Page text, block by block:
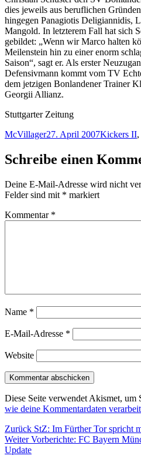
dies jeweils aus beruflichen
hingegen Panagiotis Deligiannidis,
Mangold. In letzterem Fall hat sich
gebildet: „Wenn wir Marco halten
Meilenstein hin zu einer enorm
Saison“, sagt er. Als erster
Defensivmann kommt vom TV
dem jetzigen Bonlandener Trainer
Georgii Allianz.
Stuttgarter Zeitung
Autor
McVillagerVeröffentlicht
27. April 2007Kategorien
Kickers II,
Schreibe einen
Deine E-Mail-Adresse wird nicht
Felder sind mit * markiert
Kommentar *
Name *
E-Mail-Adresse *
Website
Diese Seite verwendet Akismet, um
wie deine Kommentardaten
Beitragsnavigation
Zurück Vorheriger
Beitrag:
StZ: Im Fürther Tor spricht
Weiter Nächster
Beitrag:
Vorberichte: FC Bayern
Update